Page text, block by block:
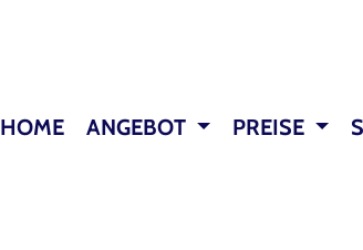
HOME ANGEBOT PREISE